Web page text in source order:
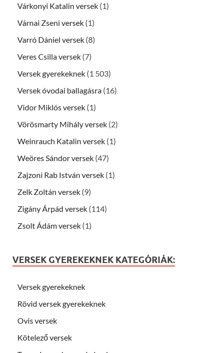
Várkonyi Katalin versek (1)
Várnai Zseni versek (1)
Varró Dániel versek (8)
Veres Csilla versek (7)
Versek gyerekeknek (1 503)
Versek óvodai ballagásra (16)
Vidor Miklós versek (1)
Vörösmarty Mihály versek (2)
Weinrauch Katalin versek (1)
Weöres Sándor versek (47)
Zajzoni Rab István versek (1)
Zelk Zoltán versek (9)
Zigány Árpád versek (114)
Zsolt Ádám versek (1)
VERSEK GYEREKEKNEK KATEGÓRIÁK:
Versek gyerekeknek
Rövid versek gyerekeknek
Ovis versek
Kötelező versek